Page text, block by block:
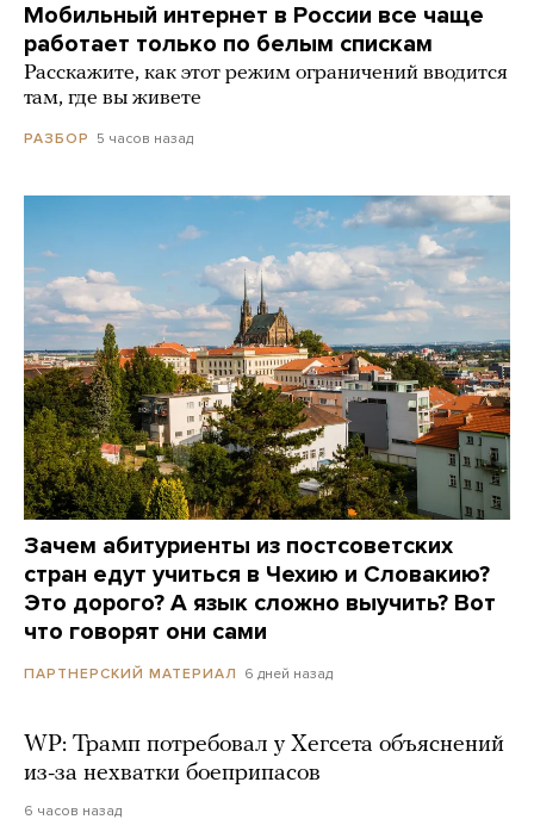
Мобильный интернет в России все чаще
работает только по белым спискам
Расскажите, как этот режим ограничений вводится
там, где вы живете
РАЗБОР 5 часов назад
Зачем абитуриенты из постсоветских
стран едут учиться в Чехию и Словакию?
Это дорого? А язык сложно выучить? Вот
что говорят они сами
ПАРТНЕРСКИЙ МАТЕРИАЛ 6 дней назад
WP: Трамп потребовал у Хегсета объяснений
из-за нехватки боеприпасов
6 часов назад